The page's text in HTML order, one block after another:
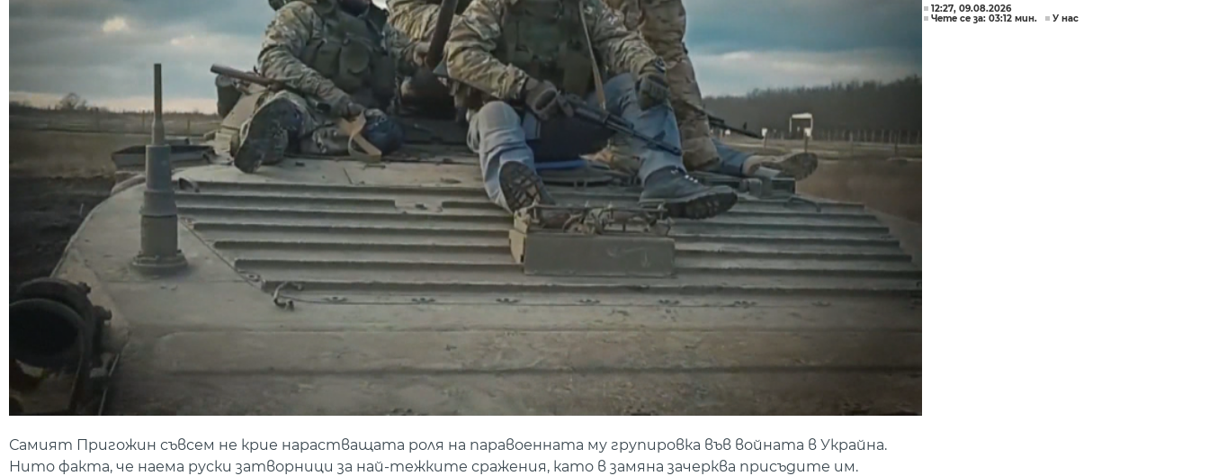
Самият Пригожин съвсем не крие нарастващата роля на паравоенната му групировка във войната в Украйна.
Нито факта, че наема руски затворници за най-тежките сражения, като в замяна зачерква присъдите им.
12:27, 09.08.2026
Чете се за: 03:12 мин.
У нас